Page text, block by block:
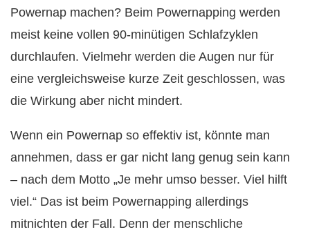
Powernap machen? Beim Powernapping werden
meist keine vollen 90-minütigen Schlafzyklen
durchlaufen. Vielmehr werden die Augen nur für
eine vergleichsweise kurze Zeit geschlossen, was
die Wirkung aber nicht mindert.
Wenn ein Powernap so effektiv ist, könnte man
annehmen, dass er gar nicht lang genug sein kann
– nach dem Motto „Je mehr umso besser. Viel hilft
viel.“ Das ist beim Powernapping allerdings
mitnichten der Fall. Denn der menschliche